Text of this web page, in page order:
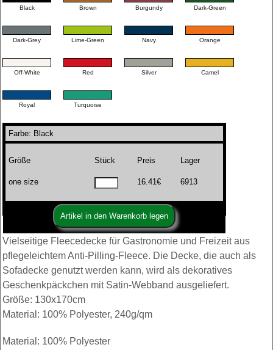
Black Brown Burgundy Dark-Green
Dark-Grey Lime-Green Navy Orange
Off-White Red Silver Camel
Royal Turquoise
Farbe: Black
Größe Stück Preis Lager
one size 16.41€ 6913
Vielseitige Fleecedecke für Gastronomie und Freizeit aus
pflegeleichtem Anti-Pilling-Fleece. Die Decke, die auch als
Sofadecke genutzt werden kann, wird als dekoratives
Geschenkpäckchen mit Satin-Webband ausgeliefert.
Größe: 130x170cm
Material: 100% Polyester, 240g/qm
Material: 100% Polyester